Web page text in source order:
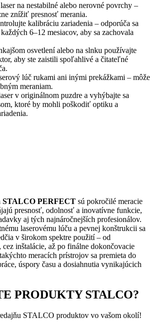
na nestabilné alebo nerovné povrchy –
znížiť presnosť merania.
kalibráciu zariadenia – odporúča sa
6–12 mesiacov, aby sa zachovala
osvetlení alebo na slnku používajte
aby ste zaistili spoľahlivé a čitateľné
lúč rukami ani inými prekážkami – môže
meraniam.
v originálnom puzdre a vyhýbajte sa
ktoré by mohli poškodiť optiku a
STALCO PERFECT sú pokročilé meracie
presnosť, odolnosť a inovatívne funkcie,
aj tých najnáročnejších profesionálov.
laserovému lúču a pevnej konštrukcii sa
v širokom spektre použití – od
inštalácie, až po finálne dokončovacie
meracích prístrojov sa premieta do
úspory času a dosiahnutia vynikajúcich
PRODUKTY STALCO?
STALCO produktov vo vašom okolí!